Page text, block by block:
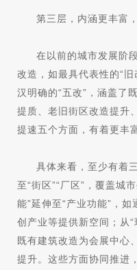
第三层，内涵更丰富
在以前的城市发展阶
改造，如最具代表性的“
汉明确的“五改”，涵盖了
提质、老旧街区改造提升
提速五个方面，有着更丰
具体来看，至少有着
至“街区”“厂区”，覆盖城
能”延伸至“产业功能”，
创产业等提供新空间；从“
既有建筑改造为会展中心
提升。这些方面协同推进